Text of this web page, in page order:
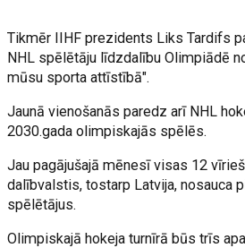
Tikmēr IIHF prezidents Liks Tardifs
NHL spēlētāju līdzdalību Olimpiādē
mūsu sporta attīstībā".
Jaunā vienošanās paredz arī NHL
2030.gada olimpiskajās spēlēs.
Jau pagājušajā mēnesī visas 12
dalībvalstis, tostarp Latvija, nosauca
spēlētājus.
Olimpiskajā hokeja turnīrā būs trīs